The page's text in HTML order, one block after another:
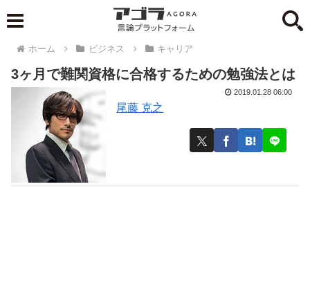
ホーム ビジネス キャリア
3ヶ月で難関資格に合格するための勉強法とは
尾藤 克之
2019.01.28 06:00